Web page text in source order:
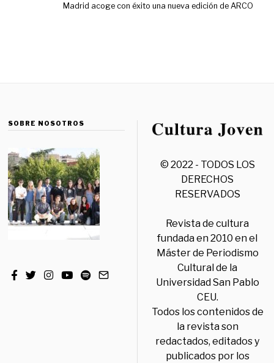
Madrid acoge con éxito una nueva edición de ARCO
SOBRE NOSOTROS
© 2022 - TODOS LOS
DERECHOS
RESERVADOS
Revista de cultura
fundada en 2010 en el
Máster de Periodismo
Cultural de la
Universidad San Pablo
CEU.
Todos los contenidos de
la revista son
redactados, editados y
publicados por los